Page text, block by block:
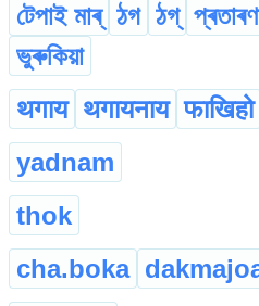
টেপাই মাৰ্ ঠগ ঠগ্
ভুৰুকিয়া
थगाय थगायनाय फाखिहो
yadnam
thok
cha.boka